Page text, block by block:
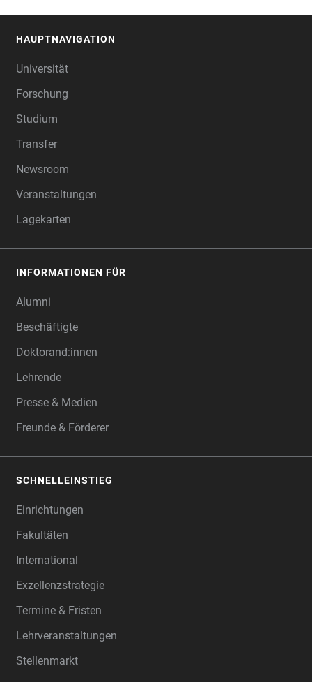
HAUPTNAVIGATION
Universität
Forschung
Studium
Transfer
Newsroom
Veranstaltungen
Lagekarten
INFORMATIONEN FÜR
Alumni
Beschäftigte
Doktorand:innen
Lehrende
Presse & Medien
Freunde & Förderer
SCHNELLEINSTIEG
Einrichtungen
Fakultäten
International
Exzellenzstrategie
Termine & Fristen
Lehrveranstaltungen
Stellenmarkt